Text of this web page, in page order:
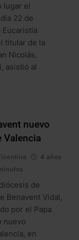
lugar el
22 de
Eucaristía
titular de la
Nicolás,
asistió al
nuevo
Valencia
4 años
de
Benavent Vidal,
por el Papa
nuevo
en